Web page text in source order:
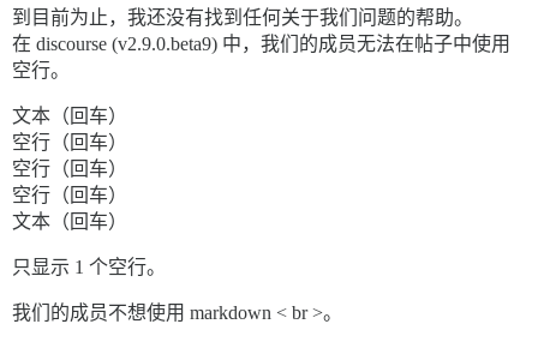
到目前为止，我还没有找到任何关于我们问题的帮助。
在 discourse (v2.9.0.beta9) 中，我们的成员无法在帖子中使用
空行。
文本（回车）
空行（回车）
空行（回车）
空行（回车）
文本（回车）
只显示 1 个空行。
我们的成员不想使用 markdown < br >。